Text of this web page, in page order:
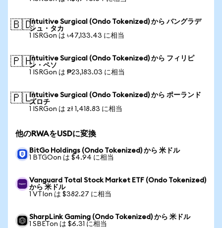
🇧🇩Intuitive Surgical (Ondo Tokenized) から バングラデ
シュ・タカ
1 ISRGon は ৳47,133.43 に相当
🇵🇭Intuitive Surgical (Ondo Tokenized) から フィリピ
ン・ペソ
1 ISRGon は ₱23,183.03 に相当
🇵🇱Intuitive Surgical (Ondo Tokenized) から ポーランド
ズロチ
1 ISRGon は zł 1,418.83 に相当
他のRWAをUSDに変換
BitGo Holdings (Ondo Tokenized) から 米ドル
1 BTGOon は $4.94 に相当
Vanguard Total Stock Market ETF (Ondo Tokenized)
から 米ドル
1 VTIon は $382.27 に相当
SharpLink Gaming (Ondo Tokenized) から 米ドル
1 SBETon は $6.31 に相当